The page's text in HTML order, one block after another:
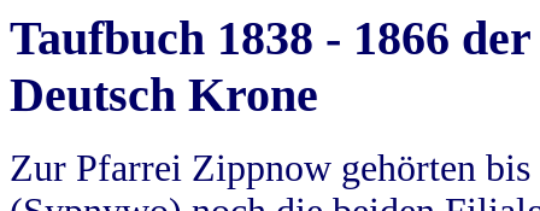
Taufbuch 1838 - 1866
Deutsch Krone
Zur Pfarrei Zippnow gehörten